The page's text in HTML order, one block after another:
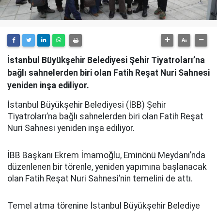
İstanbul Büyükşehir Belediyesi Şehir Tiyatroları’na
bağlı sahnelerden biri olan Fatih Reşat Nuri Sahnesi
yeniden inşa ediliyor.
İstanbul Büyükşehir Belediyesi (İBB) Şehir
Tiyatroları’na bağlı sahnelerden biri olan Fatih Reşat
Nuri Sahnesi yeniden inşa ediliyor.
İBB Başkanı Ekrem İmamoğlu, Eminönü Meydanı’nda
düzenlenen bir törenle, yeniden yapımına başlanacak
olan Fatih Reşat Nuri Sahnesi’nin temelini de attı.
Temel atma törenine İstanbul Büyükşehir Belediye